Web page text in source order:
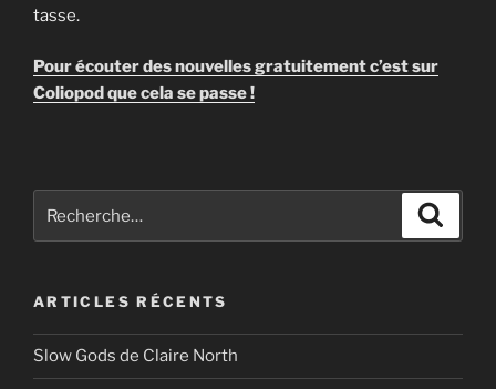
tasse.
Pour écouter des nouvelles gratuitement c’est sur
Coliopod que cela se passe !
pour
ARTICLES RÉCENTS
Slow Gods de Claire North